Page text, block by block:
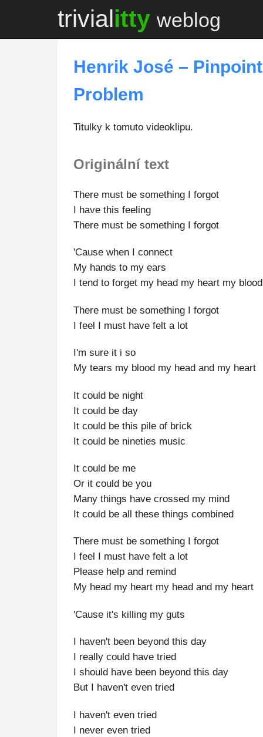
trivialitty weblog
Henrik José –
Problem
Titulky k tomuto videoklipu.
Originální text
There must be something I forgot
I have this feeling
There must be something I forgot
'Cause when I connect
My hands to my ears
I tend to forget my head my heart my
There must be something I forgot
I feel I must have felt a lot
I'm sure it i so
My tears my blood my head and my heart
It could be night
It could be day
It could be this pile of brick
It could be nineties music
It could be me
Or it could be you
Many things have crossed my mind
It could be all these things combined
There must be something I forgot
I feel I must have felt a lot
Please help and remind
My head my heart my head and my heart
'Cause it's killing my guts
I haven't been beyond this day
I really could have tried
I should have been beyond this day
But I haven't even tried
I haven't even tried
I never even tried